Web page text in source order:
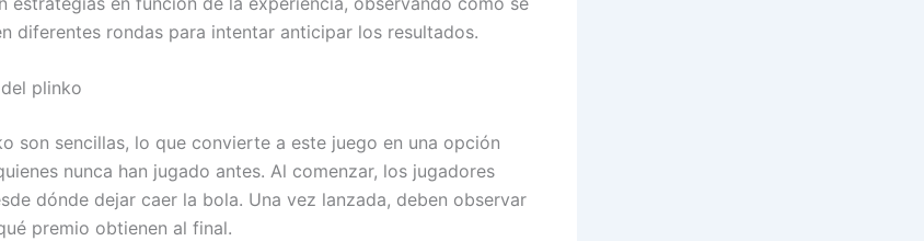
diferentes rondas para intentar anticipar los resultados.
plinko
son sencillas, lo que convierte a este juego en una opción
nunca han jugado antes. Al comenzar, los jugadores
dónde dejar caer la bola. Una vez lanzada, deben observar
premio obtienen al final.